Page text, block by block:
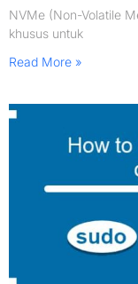
NVMe (Non-Volatile
khusus untuk
Read More »